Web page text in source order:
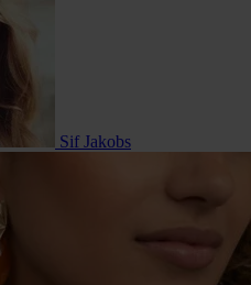
Sif Jakobs